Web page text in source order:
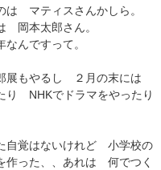
マティスさんかしら。
岡本太郎さん。
んですって。
展もやるし ２月の末には
り NHKでドラマをやったり
自覚はないけれど 小学校の
作った、、あれは 何でつく